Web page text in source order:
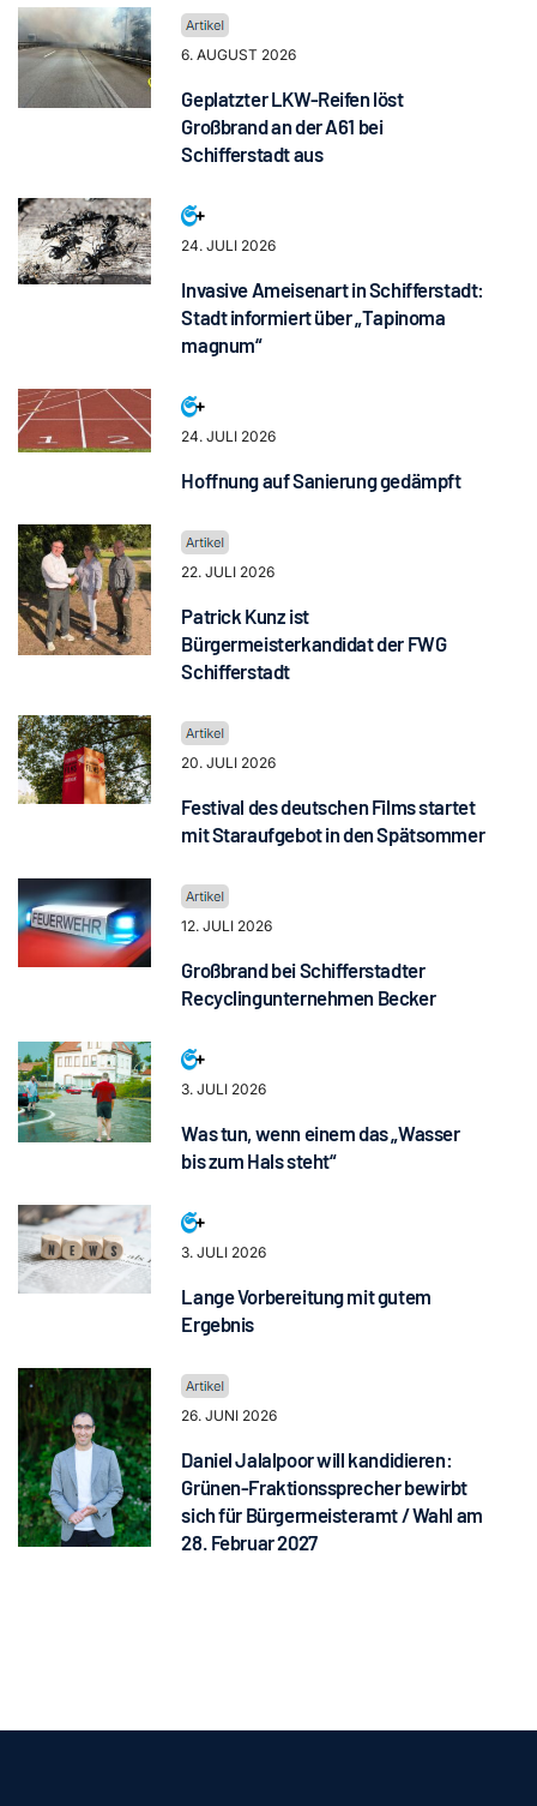
6. AUGUST 2026
Geplatzter LKW-Reifen löst
Großbrand an der A61 bei
Schifferstadt aus
24. JULI 2026
Invasive Ameisenart in Schifferstadt:
Stadt informiert über „Tapinoma
magnum“
24. JULI 2026
Hoffnung auf Sanierung gedämpft
22. JULI 2026
Patrick Kunz ist
Bürgermeisterkandidat der FWG
Schifferstadt
20. JULI 2026
Festival des deutschen Films startet
mit Staraufgebot in den Spätsommer
12. JULI 2026
Großbrand bei Schifferstadter
Recyclingunternehmen Becker
3. JULI 2026
Was tun, wenn einem das „Wasser
bis zum Hals steht“
3. JULI 2026
Lange Vorbereitung mit gutem
Ergebnis
26. JUNI 2026
Daniel Jalalpoor will kandidieren:
Grünen-Fraktionssprecher bewirbt
sich für Bürgermeisteramt / Wahl am
28. Februar 2027